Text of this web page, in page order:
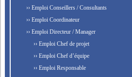
›› Emploi Conseillers / Consultants
›› Emploi Coordinateur
›› Emploi Directeur / Manager
›› Emploi Chef de projet
›› Emploi Chef d’équipe
›› Emploi Responsable